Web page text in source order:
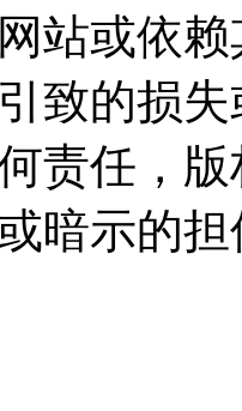
站或依
致的损
责任，
暗示的